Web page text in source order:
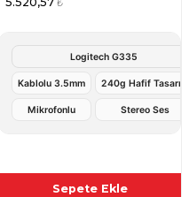
₺
Logitech G335
Kablolu 3.5mm 240g Hafif Tasarım
Mikrofonlu Stereo Ses
Sepete Ekle